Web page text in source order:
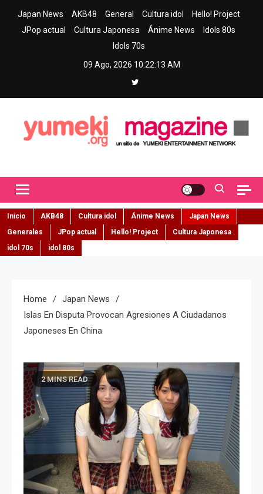
Japan News AKB48 General Cultura idol
Hello! Project
JPop actual
Cultura Japonesa Ánime News
Idols 80s
Idols 70s
09 Ago, 2026 10:22:15 AM
Inicio AKB48 Cultura idol Ánime News
Japan News
Generales
JPop actual Hello! Project
Cultura Japonesa
idol 70s
idol 80s
Home
Japan News
Islas En Disputa Provocan Agresiones A Ciudadanos
Japoneses En China
2 MINS READ